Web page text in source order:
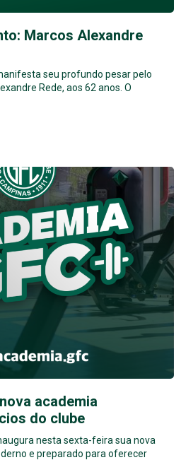
Marcos Alexandre
seu profundo pesar pelo
Rede, aos 62 anos. O
academia
do clube
nesta sexta-feira sua nova
e preparado para oferecer